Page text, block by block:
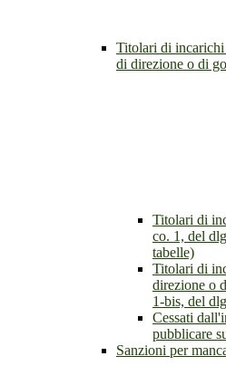
Titolari di
di direzione o di
Titolari di
co. 1, del
tabelle)
Titolari di
direzione o
1-bis, del
Cessati
pubblicare
Sanzioni per